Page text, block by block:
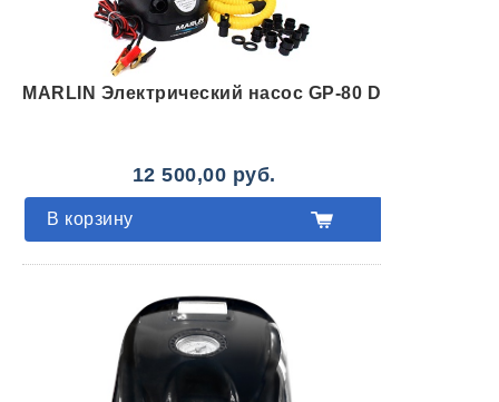
MARLIN Электрический насос GP-80 D
В корзину
12 500,00 руб.